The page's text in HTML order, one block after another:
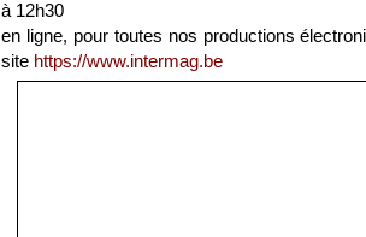
à 12h30
en ligne, pour toutes nos productions
site https://www.intermag.be